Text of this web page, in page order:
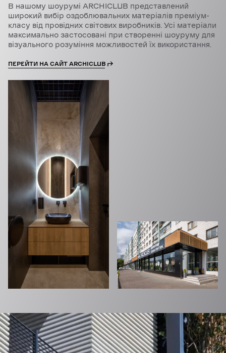
В нашому шоурумі ARCHICLUB представлений
широкий вибір оздоблювальних матеріалів преміум-
класу від провідних світових виробників. Усі матеріали
максимально застосовані при створенні шоуруму для
візуального розуміння можливостей їх використання.
ПЕРЕЙТИ НА САЙТ ARCHICLUB